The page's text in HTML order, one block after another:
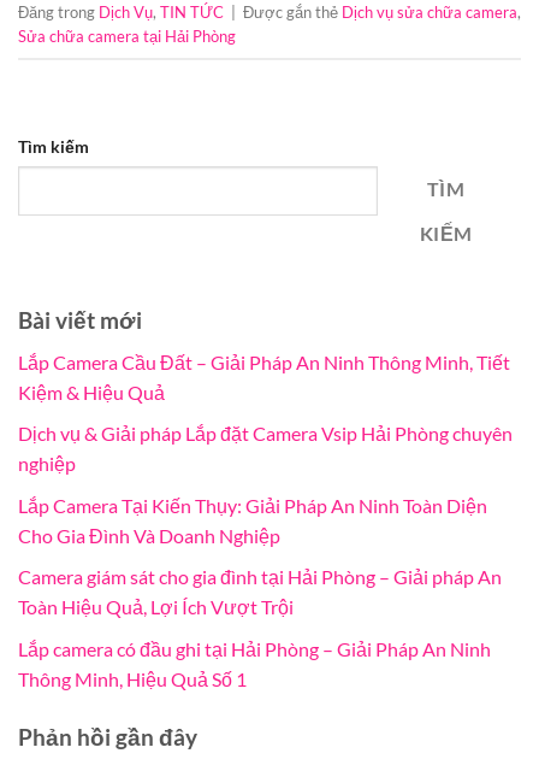
Đăng trong Dịch Vụ, TIN TỨC Được gắn thẻ Dịch vụ sửa chữa camera,
Sửa chữa camera tại Hải Phòng
Tìm kiếm
TÌM
KIẾM
Bài viết mới
Lắp Camera Cầu Đất – Giải Pháp An Ninh Thông Minh, Tiết
Kiệm & Hiệu Quả
Dịch vụ & Giải pháp Lắp đặt Camera Vsip Hải Phòng chuyên
nghiệp
Lắp Camera Tại Kiến Thụy: Giải Pháp An Ninh Toàn Diện
Cho Gia Đình Và Doanh Nghiệp
Camera giám sát cho gia đình tại Hải Phòng – Giải pháp An
Toàn Hiệu Quả, Lợi Ích Vượt Trội
Lắp camera có đầu ghi tại Hải Phòng – Giải Pháp An Ninh
Thông Minh, Hiệu Quả Số 1
Phản hồi gần đây